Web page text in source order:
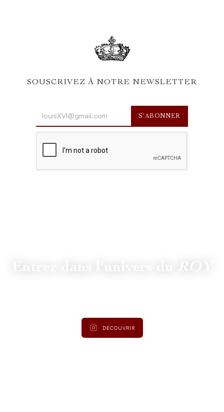
SOUSCRIVEZ À NOTRE NEWSLETTER
ROY
DÉCOUVRIR